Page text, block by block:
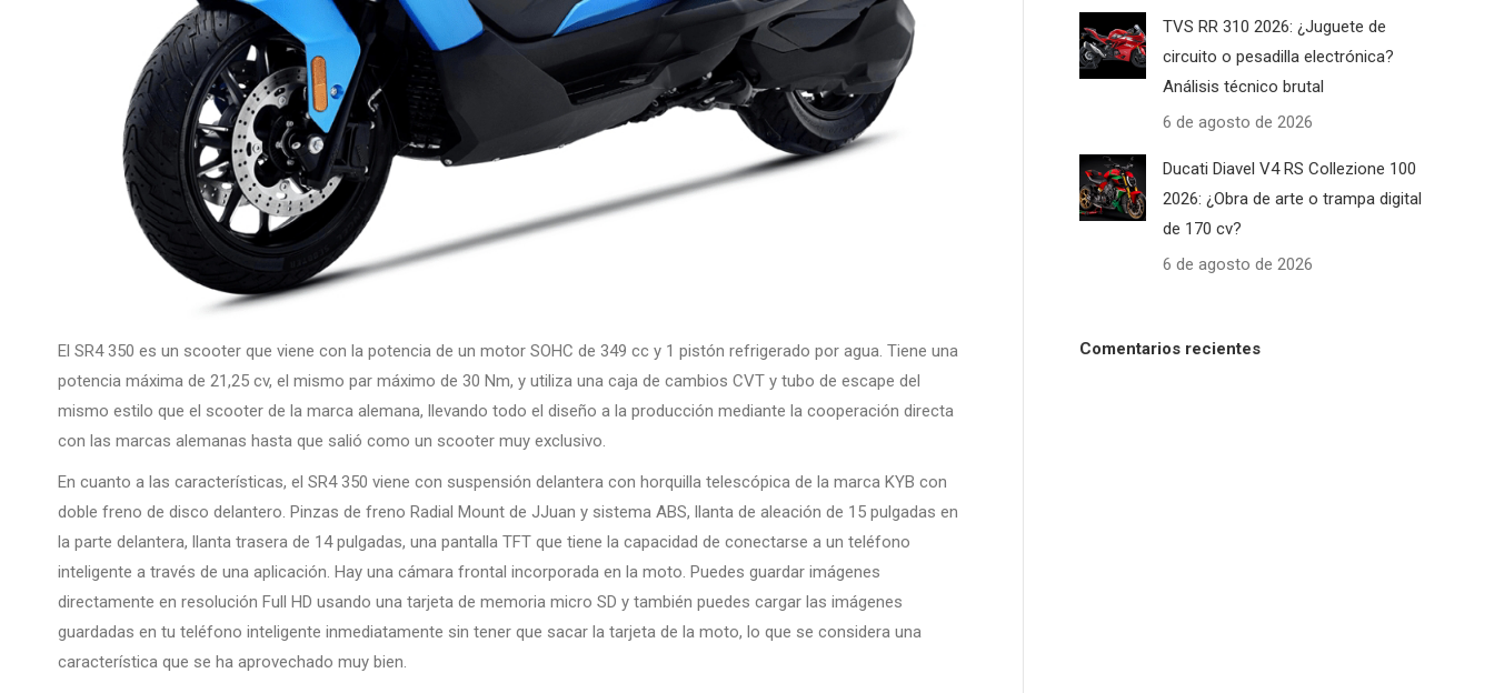
El SR4 350 es un scooter que viene con la potencia de un motor SOHC de 349 cc y 1 pistón refrigerado por agua. Tiene una
potencia máxima de 21,25 cv, el mismo par máximo de 30 Nm, y utiliza una caja de cambios CVT y tubo de escape del
mismo estilo que el scooter de la marca alemana, llevando todo el diseño a la producción mediante la cooperación directa
con las marcas alemanas hasta que salió como un scooter muy exclusivo.
En cuanto a las características, el SR4 350 viene con suspensión delantera con horquilla telescópica de la marca KYB con
doble freno de disco delantero. Pinzas de freno Radial Mount de JJuan y sistema ABS, llanta de aleación de 15 pulgadas en
la parte delantera, llanta trasera de 14 pulgadas, una pantalla TFT que tiene la capacidad de conectarse a un teléfono
inteligente a través de una aplicación. Hay una cámara frontal incorporada en la moto. Puedes guardar imágenes
directamente en resolución Full HD usando una tarjeta de memoria micro SD y también puedes cargar las imágenes
guardadas en tu teléfono inteligente inmediatamente sin tener que sacar la tarjeta de la moto, lo que se considera una
característica que se ha aprovechado muy bien.
TVS RR 310 2026: ¿Juguete de
circuito o pesadilla electrónica?
Análisis técnico brutal
6 de agosto de 2026
Ducati Diavel V4 RS Collezione 100
2026: ¿Obra de arte o trampa digital
de 170 cv?
6 de agosto de 2026
Comentarios recientes